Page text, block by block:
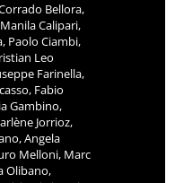
Bellora,
Calipari,
Paolo Ciambi,
Leo
Farinella,
Fabio
Gambino,
Jorrioz,
Angela
Melloni, Marc
Olibano,